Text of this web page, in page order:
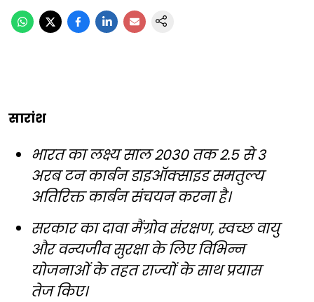
सारांश
भारत का लक्ष्य साल 2030 तक 2.5 से 3
अरब टन कार्बन डाइऑक्साइड समतुल्य
अतिरिक्त कार्बन संचयन करना है।
सरकार का दावा मैंग्रोव संरक्षण, स्वच्छ वायु
और वन्यजीव सुरक्षा के लिए विभिन्न
योजनाओं के तहत राज्यों के साथ प्रयास
तेज किए।